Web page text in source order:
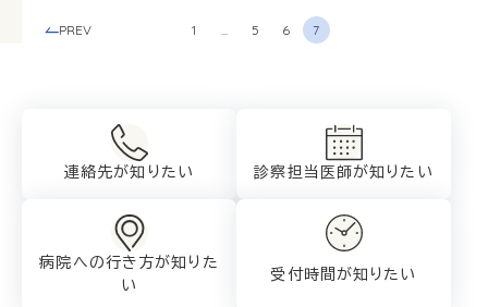
1
PREV ... 5 6 7
連絡先が知りたい 診察担当医師が知りたい
病院への行き方が知りた
い
受付時間が知りたい